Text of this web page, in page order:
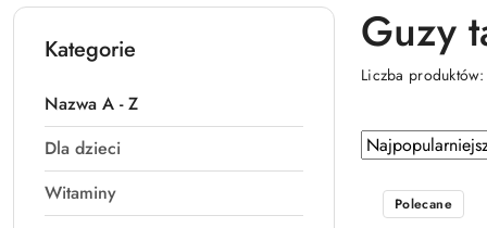
Kategorie
Nazwa A - Z
Dla dzieci
Witaminy
Guzy
Liczba
Zastosowano
sortowanie:
Najpopularniejsze.
Sortuj
według
Polecane